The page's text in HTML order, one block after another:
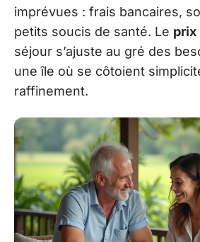
imprévues : frais bancaires,
petits soucis de santé. Le prix
séjour s’ajuste au gré des
une île où se côtoient
raffinement.